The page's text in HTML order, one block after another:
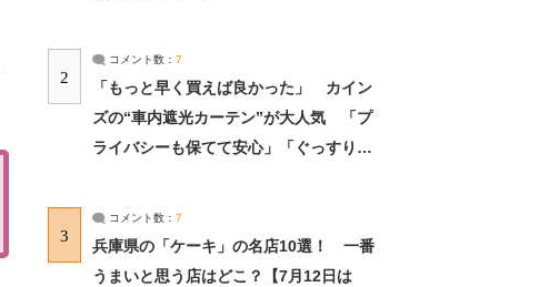
2
コメント数： 7
「もっと早く買えば良かった」 カイン
ズの“車内遮光カーテン”が大人気 「プ
ライバシーも保てて安心」「ぐっすり眠
3
コメント数： 7
兵庫県の「ケーキ」の名店10選！ 一番
うまいと思う店はどこ？【7月12日は